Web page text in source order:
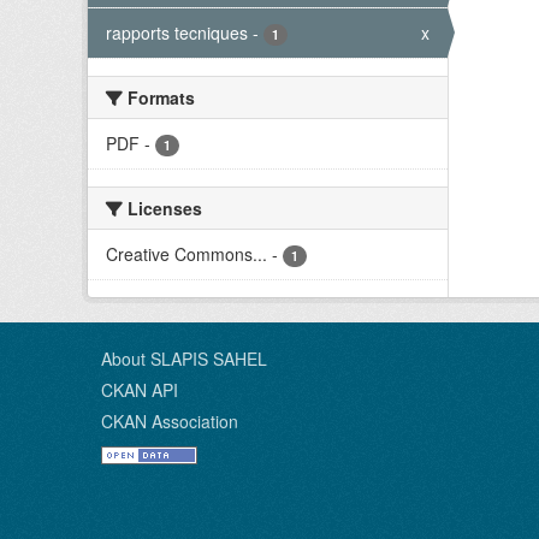
rapports tecniques - 1 x
Formats
PDF - 1
Licenses
Creative Commons... - 1
About SLAPIS SAHEL
CKAN API
CKAN Association